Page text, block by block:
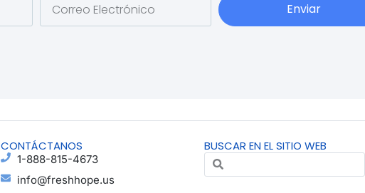
Enviar
CONTÁCTANOS
1-888-815-4673
info@freshhope.us
BUSCAR EN EL SITIO WEB